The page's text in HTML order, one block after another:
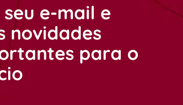
e-mail e
novidades
para o